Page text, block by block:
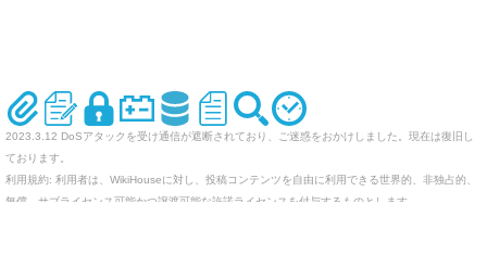
2023.3.12 DoSアタックを受け通信が遮断されており、ご迷惑をおかけしました。現在は復旧し
ております。
利用規約: 利用者は、WikiHouseに対し、投稿コンテンツを自由に利用できる世界的、非独占的、
無償、サブライセンス可能かつ譲渡可能な許諾ライセンスを付与するものとします。